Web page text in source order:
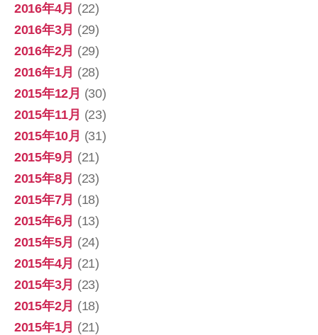
2016年4月 (22)
2016年3月 (29)
2016年2月 (29)
2016年1月 (28)
2015年12月 (30)
2015年11月 (23)
2015年10月 (31)
2015年9月 (21)
2015年8月 (23)
2015年7月 (18)
2015年6月 (13)
2015年5月 (24)
2015年4月 (21)
2015年3月 (23)
2015年2月 (18)
2015年1月 (21)